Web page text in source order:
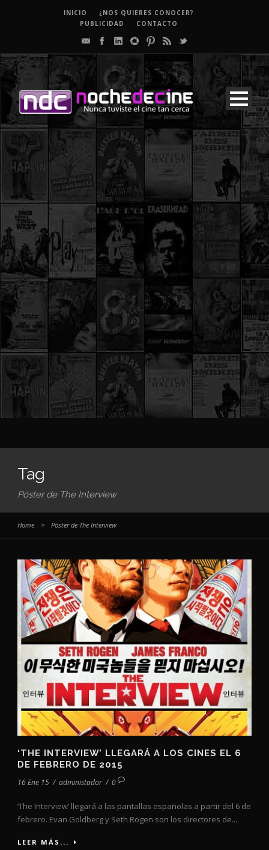
INICIO
¿NOS QUIERES CONOCER?
PUBLICIDAD
CONTACTO
Tag
Póster de The Interview
Home > Póster de The Interview
‘THE INTERVIEW’ LLEGARÁ A LOS CINES EL 6
DE FEBRERO DE 2015
16 Ene 15 / administador / 0
‘The Interview’ llegará a las pantallas españolas a partir del 6 de
febrero. Evan Goldberg y Seth Rogen son los directores de...
LEER MÁS...